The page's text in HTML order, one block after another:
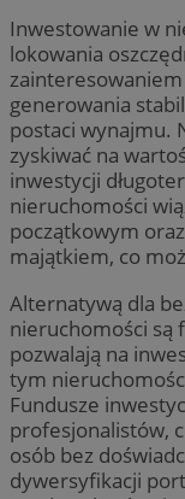
Inwestowanie w
lokowania
generowania
postaci wynajmu.
zyskiwać na
inwestycji
nieruchomości
początkowym
majątkiem, co
Alternatywą dla
nieruchomości są
pozwalają na
tym
Fundusze
profesjonalistów,
osób bez
dywersyfikacji